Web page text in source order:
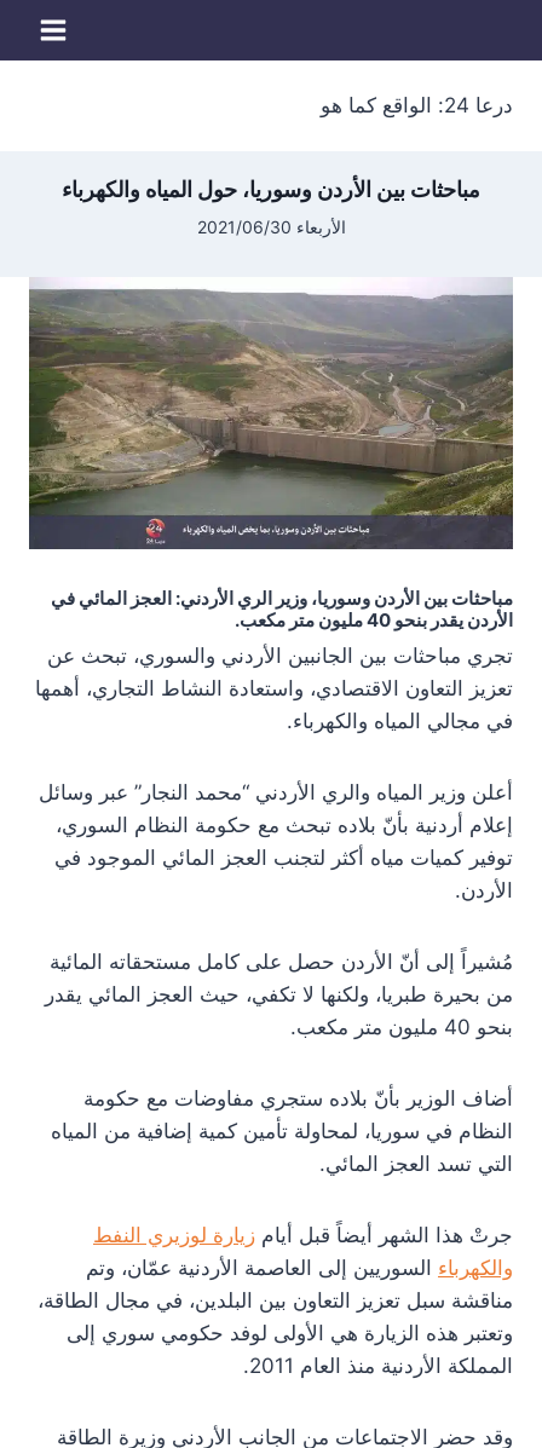
درعا 24: الواقع كما هو
مباحثات بين الأردن وسوريا، حول المياه والكهرباء
الأربعاء 2021/06/30
مباحثات بين الأردن وسوريا، وزير الري الأردني: العجز المائي في
الأردن يقدر بنحو 40 مليون متر مكعب.
تجري مباحثات بين الجانبين الأردني والسوري، تبحث عن
تعزيز التعاون الاقتصادي، واستعادة النشاط التجاري، أهمها
في مجالي المياه والكهرباء.
أعلن وزير المياه والري الأردني “محمد النجار” عبر وسائل
إعلام أردنية بأنّ بلاده تبحث مع حكومة النظام السوري،
توفير كميات مياه أكثر لتجنب العجز المائي الموجود في
الأردن.
مُشيراً إلى أنّ الأردن حصل على كامل مستحقاته المائية
من بحيرة طبريا، ولكنها لا تكفي، حيث العجز المائي يقدر
بنحو 40 مليون متر مكعب.
أضاف الوزير بأنّ بلاده ستجري مفاوضات مع حكومة
النظام في سوريا، لمحاولة تأمين كمية إضافية من المياه
التي تسد العجز المائي.
جرتْ هذا الشهر أيضاً قبل أيام زيارة لوزيري النفط
والكهرباء السوريين إلى العاصمة الأردنية عمّان، وتم
مناقشة سبل تعزيز التعاون بين البلدين، في مجال الطاقة،
وتعتبر هذه الزيارة هي الأولى لوفد حكومي سوري إلى
المملكة الأردنية منذ العام 2011.
وقد حضر الاجتماعات من الجانب الأردني وزيرة الطاقة